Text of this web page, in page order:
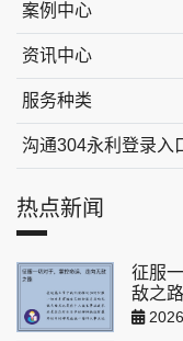
案例中心
资讯中心
服务种类
沟通304永利登录入
热点新闻
征服
敌之路